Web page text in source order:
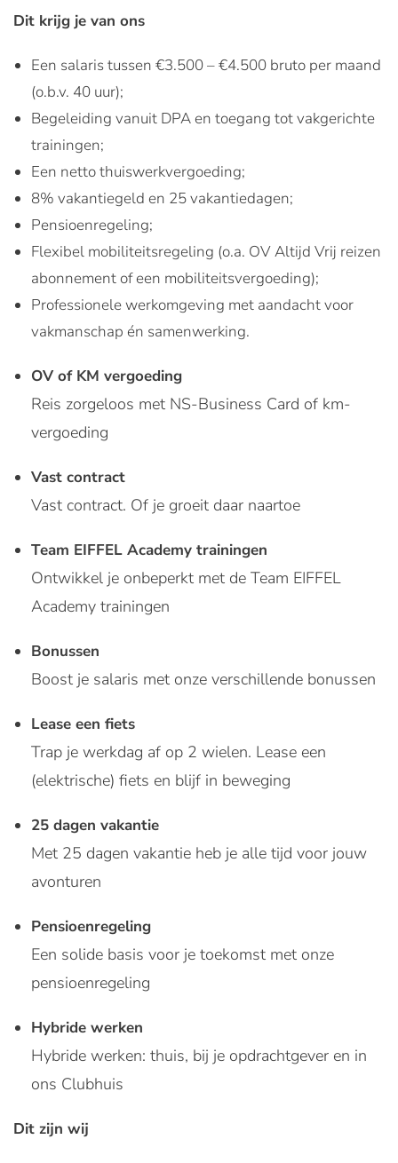
Dit krijg je van ons
Een salaris tussen €3.500 – €4.500 bruto per maand
(o.b.v. 40 uur);
Begeleiding vanuit DPA en toegang tot vakgerichte
trainingen;
Een netto thuiswerkvergoeding;
8% vakantiegeld en 25 vakantiedagen;
Pensioenregeling;
Flexibel mobiliteitsregeling (o.a. OV Altijd Vrij reizen
abonnement of een mobiliteitsvergoeding);
Professionele werkomgeving met aandacht voor
vakmanschap én samenwerking.
OV of KM vergoeding
Reis zorgeloos met NS-Business Card of km-
vergoeding
Vast contract
Vast contract. Of je groeit daar naartoe
Team EIFFEL Academy trainingen
Ontwikkel je onbeperkt met de Team EIFFEL
Academy trainingen
Bonussen
Boost je salaris met onze verschillende bonussen
Lease een fiets
Trap je werkdag af op 2 wielen. Lease een
(elektrische) fiets en blijf in beweging
25 dagen vakantie
Met 25 dagen vakantie heb je alle tijd voor jouw
avonturen
Pensioenregeling
Een solide basis voor je toekomst met onze
pensioenregeling
Hybride werken
Hybride werken: thuis, bij je opdrachtgever en in
ons Clubhuis
Dit zijn wij